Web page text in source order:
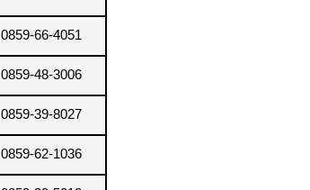
0859-66-4051
0859-48-3006
0859-39-8027
0859-62-1036